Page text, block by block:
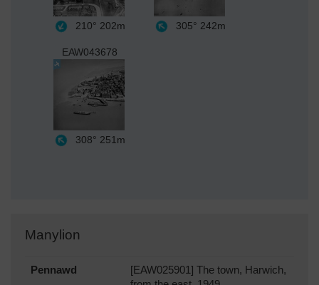
210° 202m 305° 242m
EAW043678
308° 251m
Manylion
Pennawd
[EAW025901] The town, Harwich,